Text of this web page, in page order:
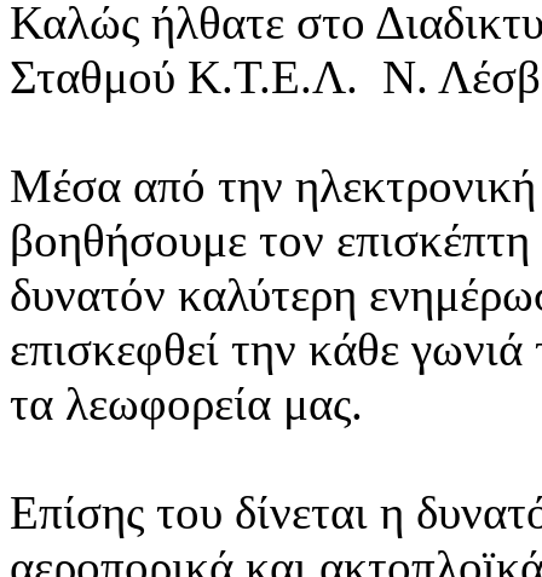
Καλώς ήλθατε στο
Σταθμού Κ.Τ.Ε.Λ. Ν.
Μέσα από την ηλεκτρονική
βοηθήσουμε τον
δυνατόν καλύτερη
επισκεφθεί την κάθε
τα λεωφορεία μας.
Επίσης του δίνεται η